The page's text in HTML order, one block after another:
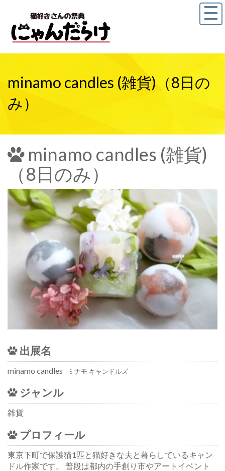
minamo candles (雑貨)（8日の
み）
minamo candles (雑貨)
（8日のみ）
出展名
minamo candles ミナモ キャンドルズ
ジャンル
雑貨
プロフィール
東京下町で保護猫1匹と猫好きな夫と暮らしているキャン
ドル作家です。 普段は都内の手創り市やアートイベント